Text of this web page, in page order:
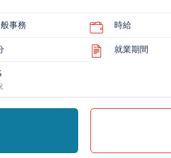
事務 時給
就業期間